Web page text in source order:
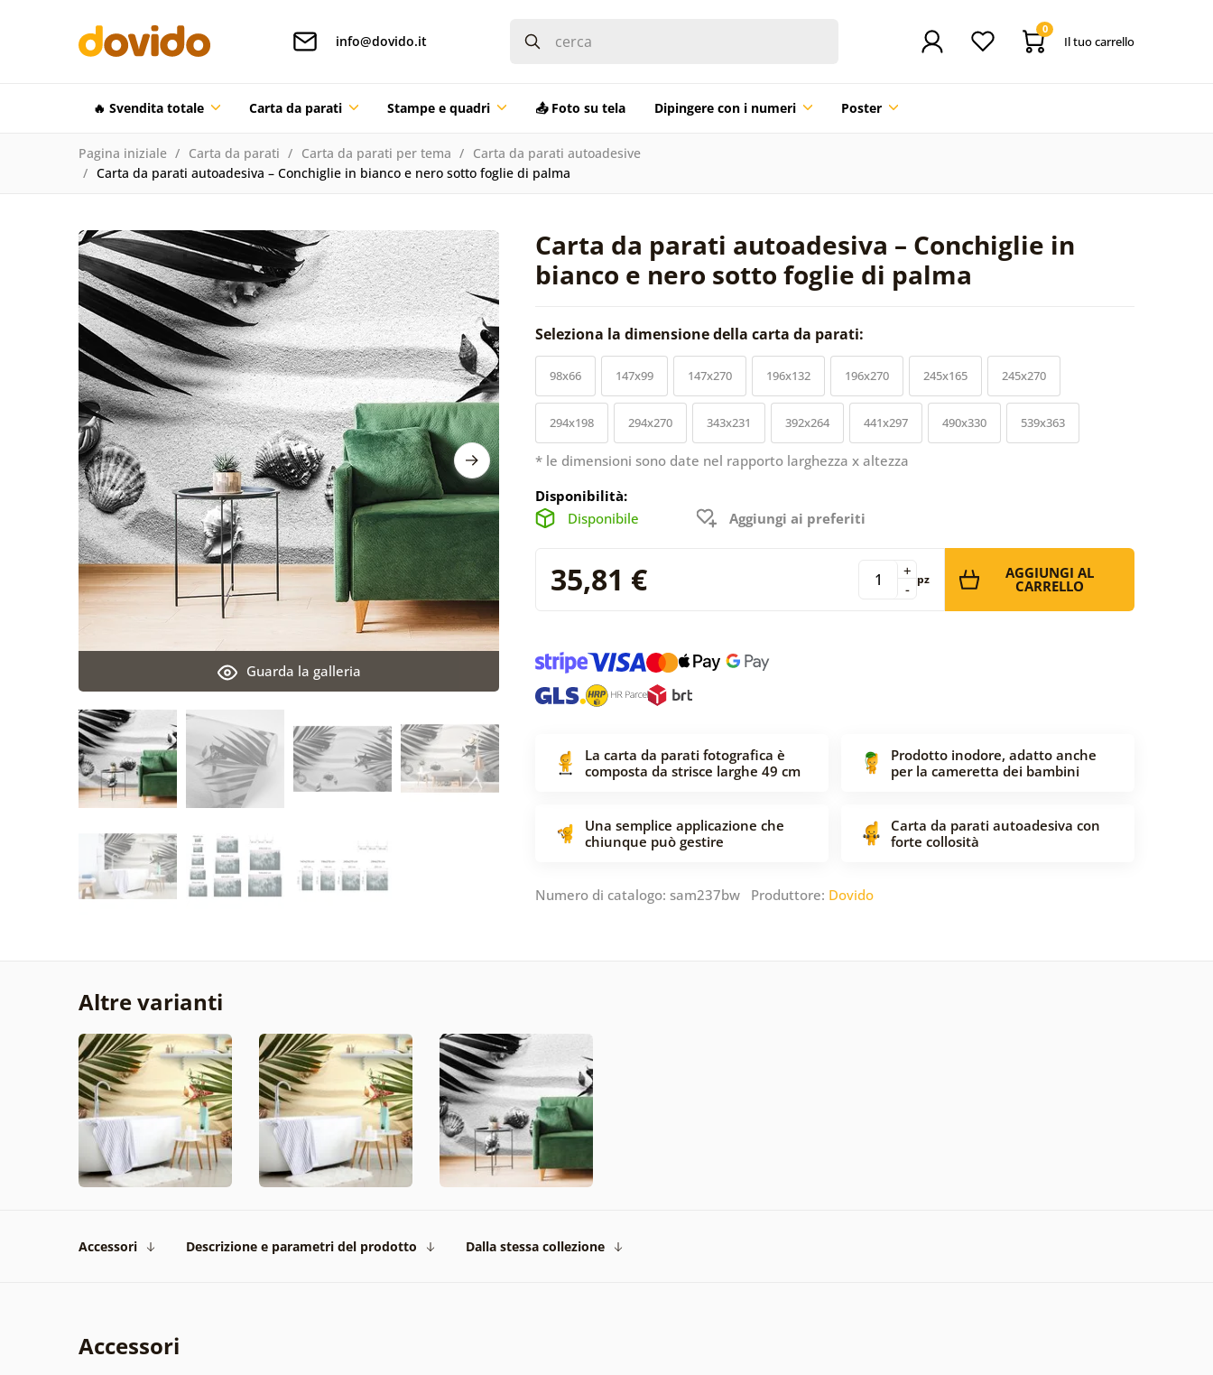
info@dovido.it
0
Il tuo carrello
🔥 Svendita totale Carta da parati Stampe e quadri 📤 Foto su tela Dipingere con i numeri Poster
Pagina iniziale Carta da parati Carta da parati per tema
Carta da parati autoadesive
Carta da parati autoadesiva – Conchiglie in bianco e nero sotto foglie di palma
Carta da parati autoadesiva – Conchiglie in
bianco e nero sotto foglie di palma
Guarda la galleria
Seleziona la dimensione della carta da parati:
98x66 147x99 147x270 196x132 196x270 245x165 245x270
294x198 294x270 343x231 392x264 441x297 490x330 539x363
* le dimensioni sono date nel rapporto larghezza x altezza
Disponibilità:
Disponibile
Aggiungi ai preferiti
35,81 € -
+ pz AGGIUNGI AL
CARRELLO
La carta da parati fotografica è
composta da strisce larghe 49 cm
Prodotto inodore, adatto anche
per la cameretta dei bambini
Una semplice applicazione che
chiunque può gestire
Carta da parati autoadesiva con
forte collosità
Numero di catalogo: sam237bw Produttore: Dovido
Altre varianti
Accessori Descrizione e parametri del prodotto Dalla stessa collezione
Accessori